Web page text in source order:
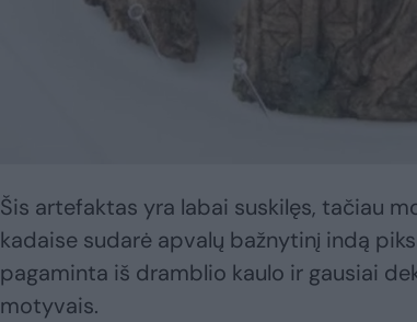
Šis artefaktas yra labai suskilęs, tačiau
kadaise sudarė apvalų bažnytinį indą
pagaminta iš dramblio kaulo ir gausiai
motyvais.